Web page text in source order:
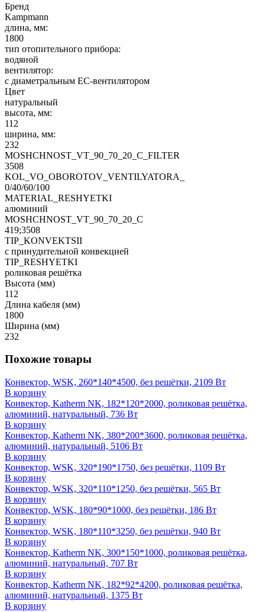
Бренд
Kampmann
длина, мм:
1800
тип отопительного прибора:
водяной
вентилятор:
с диаметральным EC-вентилятором
Цвет
натуральный
высота, мм:
112
ширина, мм:
232
MOSHCHNOST_VT_90_70_20_C_FILTER
3508
KOL_VO_OBOROTOV_VENTILYATORA_
0/40/60/100
MATERIAL_RESHYETKI
алюминий
MOSHCHNOST_VT_90_70_20_C
419;3508
TIP_KONVEKTSII
с принудительной конвекцией
TIP_RESHYETKI
роликовая решётка
Высота (мм)
112
Длина кабеля (мм)
1800
Ширина (мм)
232
Похожие товары
Конвектор, WSK, 260*140*4500, без решётки, 2109 Вт
В корзину
Конвектор, Katherm NK, 182*120*2000, роликовая решётка,
алюминий, натуральный, 736 Вт
В корзину
Конвектор, Katherm NK, 380*200*3600, роликовая решётка,
алюминий, натуральный, 5106 Вт
В корзину
Конвектор, WSK, 320*190*1750, без решётки, 1109 Вт
В корзину
Конвектор, WSK, 320*110*1250, без решётки, 565 Вт
В корзину
Конвектор, WSK, 180*90*1000, без решётки, 186 Вт
В корзину
Конвектор, WSK, 180*110*3250, без решётки, 940 Вт
В корзину
Конвектор, Katherm NK, 300*150*1000, роликовая решётка,
алюминий, натуральный, 707 Вт
В корзину
Конвектор, Katherm NK, 182*92*4200, роликовая решётка,
алюминий, натуральный, 1375 Вт
В корзину